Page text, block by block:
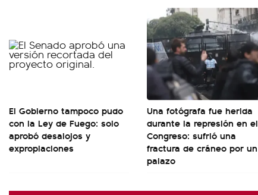
El Gobierno tampoco pudo
con la Ley de Fuego: solo
aprobó desalojos y
expropiaciones
Una fotógrafa fue herida
durante la represión en el
Congreso: sufrió una
fractura de cráneo por un
palazo